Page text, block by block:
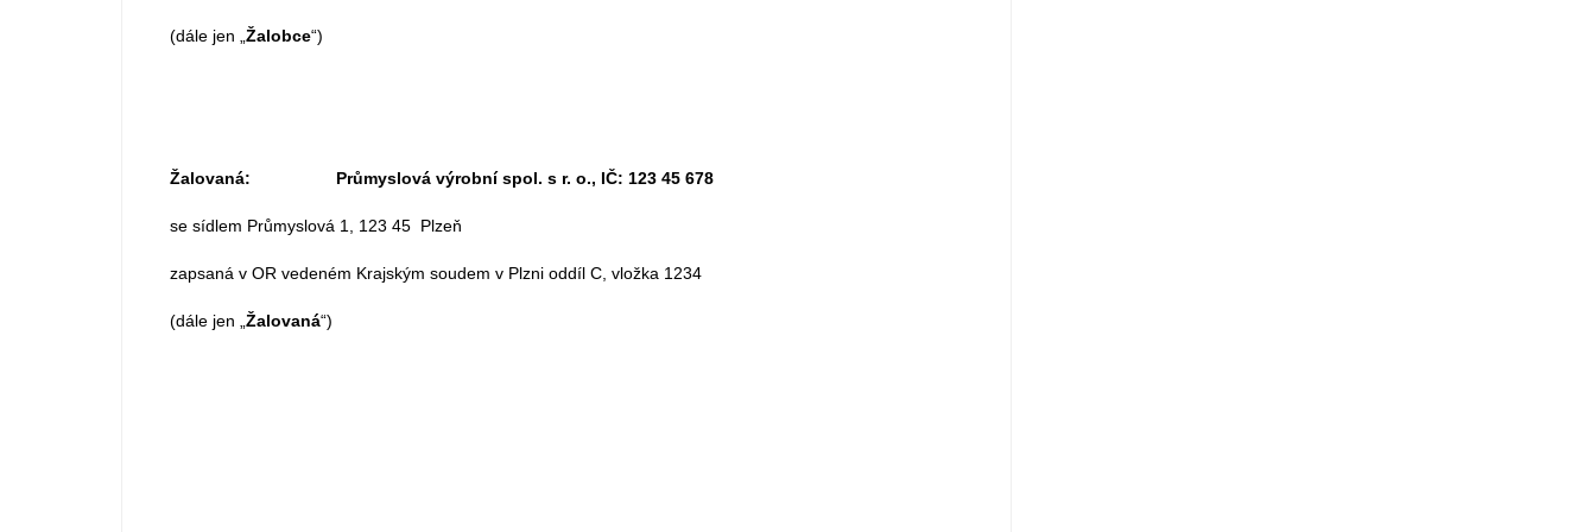
(dále jen „ Žalobce“)
Žalovaná: Průmyslová výrobní spol. s r. o., IČ: 123 45 678
se sídlem Průmyslová 1, 123 45 Plzeň
zapsaná v OR vedeném Krajským soudem v Plzni oddíl C, vložka 1234
(dále jen „ Žalovaná“)